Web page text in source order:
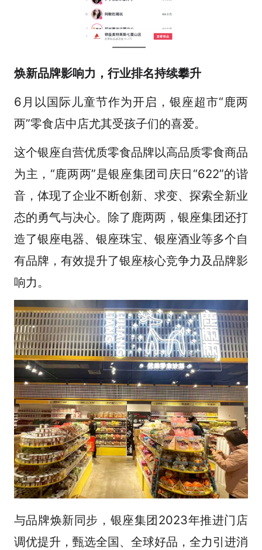
焕新品牌影响力，行业排名持续攀升
6月以国际儿童节作为开启，银座超市“鹿两
两”零食店中店尤其受孩子们的喜爱。
这个银座自营优质零食品牌以高品质零食商品
为主，“鹿两两”是银座集团司庆日“622”的谐
音，体现了企业不断创新、求变、探索全新业
态的勇气与决心。除了鹿两两，银座集团还打
造了银座电器、银座珠宝、银座酒业等多个自
有品牌，有效提升了银座核心竞争力及品牌影
响力。
与品牌焕新同步，银座集团2023年推进门店
调优提升，甄选全国、全球好品，全力引进消